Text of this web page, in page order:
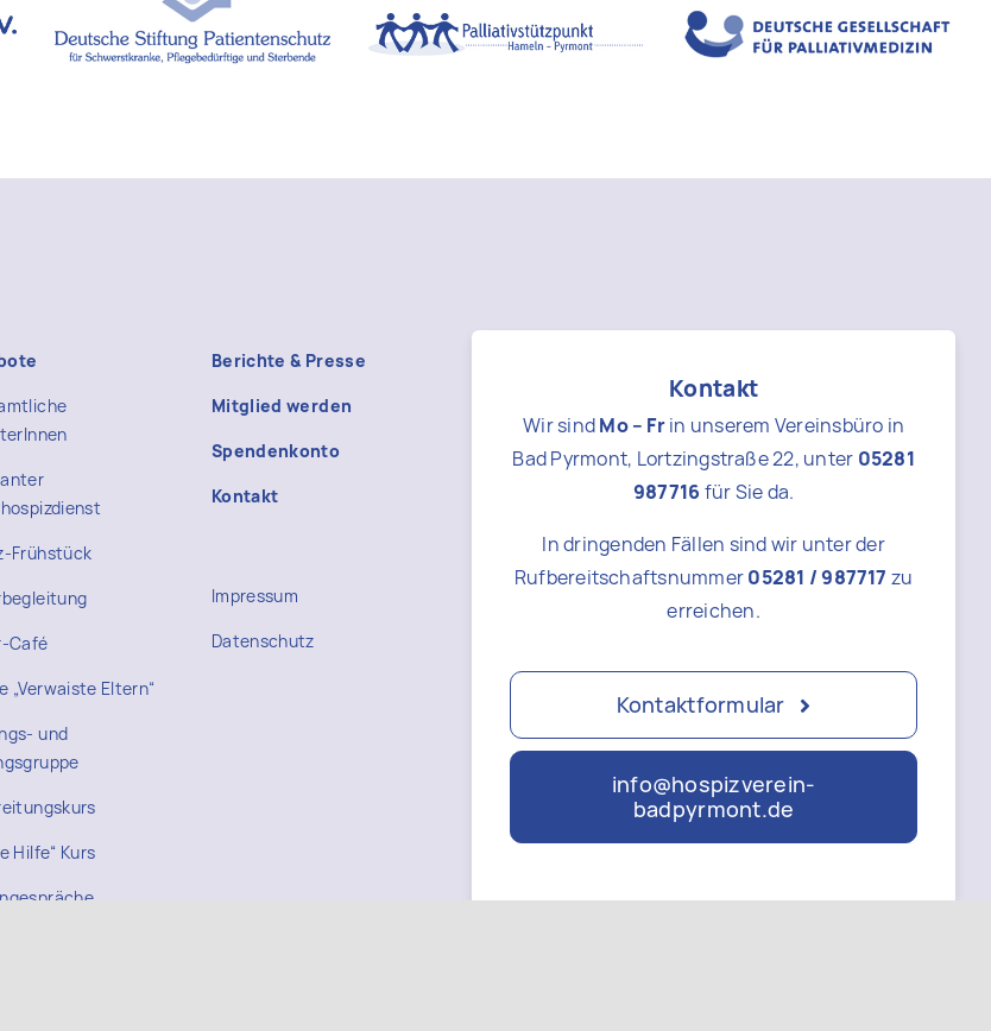
Frühstück
Café
„Verwaiste Eltern“
und
Hilfe“ Kurs
Berichte & Presse
Mitglied werden
Spendenkonto
Kontakt
Impressum
Datenschutz
Kontakt
Wir sindMo – Frin unserem Vereinsbüro in
Bad Pyrmont, Lortzingstraße 22, unter 05281
987716 für Sie da.
In dringenden Fällen sind wir unter der
Rufbereitschaftsnummer05281 / 987717 zu
erreichen.
Kontaktformular
info@hospizverein-
badpyrmont.de